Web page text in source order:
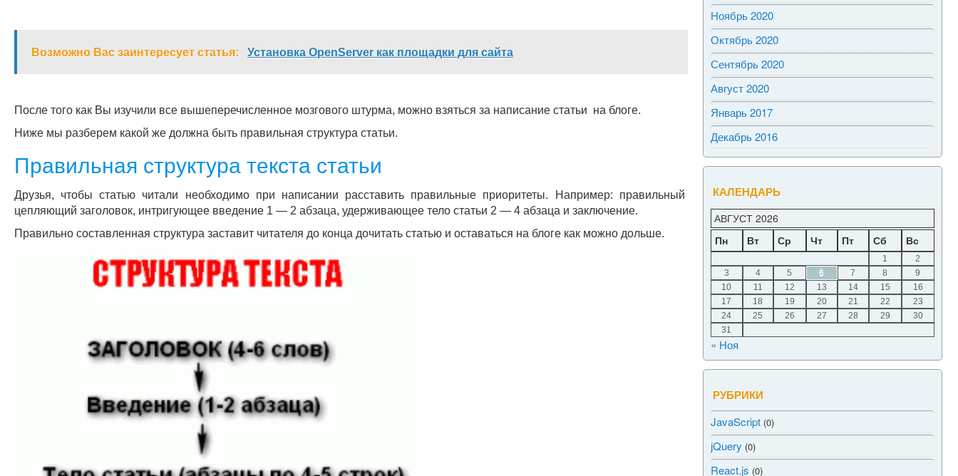
Возможно Вас заинтересует статья: Установка OpenServer как площадки для сайта
После того как Вы изучили все вышеперечисленное мозгового штурма, можно взяться за написание статьи на блоге.
Ниже мы разберем какой же должна быть правильная структура статьи.
Правильная структура текста статьи
Друзья, чтобы статью читали необходимо при написании расставить правильные приоритеты. Например: правильный
цепляющий заголовок, интригующее введение 1 — 2 абзаца, удерживающее тело статьи 2 — 4 абзаца и заключение.
Правильно составленная структура заставит читателя до конца дочитать статью и оставаться на блоге как можно дольше.
Ноябрь 2020
Октябрь 2020
Сентябрь 2020
Август 2020
Январь 2017
Декабрь 2016
КАЛЕНДАРЬ
АВГУСТ 2026
Пн
Вт Ср Чт Пт Сб Вс
1
2
3
4 5 6 7 8
9
10
11 12 13 14 15
16
17
18 19 20 21 22
23
24
25 26 27 28 29
30
31
« Ноя
РУБРИКИ
JavaScript(0)
jQuery (0)
React.js (0)